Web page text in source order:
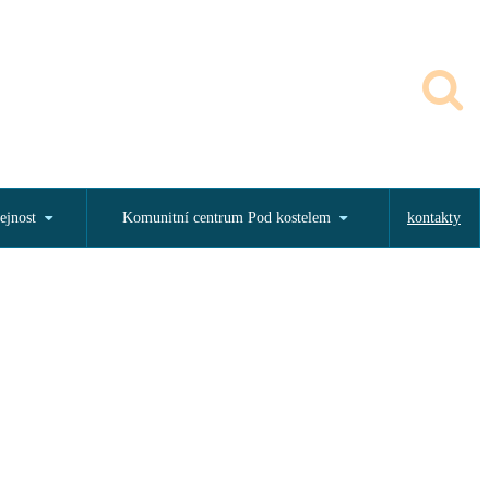
Komunitní centrum Pod kostelem kontakty